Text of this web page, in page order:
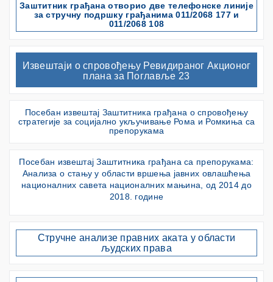
Заштитник грађана отворио две телефонске линије
за стручну подршку грађанима 011/2068 177 и
011/2068 108
Извештаји о спровођењу Ревидираног Акционог
плана за Поглавље 23
Посебан извештај Заштитника грађана о спровођењу
стратегије за социјално укључивање Рома и Ромкиња са
препорукама
Посебан извештај Заштитника грађана са препорукама:
Анализа о стању у области вршења јавних овлашћења
националних савета националних мањина, од 2014 до
2018. године
Стручне анализе правних аката у области
људских права